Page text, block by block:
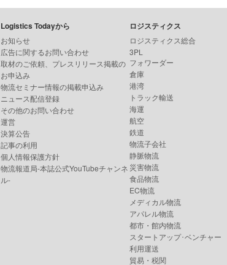
Logistics Todayから
お知らせ
広告に関するお問い合わせ
取材のご依頼、プレスリリース掲載の
お申込み
物流セミナー情報の掲載申込み
ニュース配信登録
その他のお問い合わせ
運営
決算公告
記事の利用
個人情報保護方針
物流報道局-本誌公式YouTubeチャンネ
ル-
ロジスティクス
ロジスティクス総合
3PL
フォワーダー
倉庫
港湾
トラック輸送
海運
航空
鉄道
物流子会社
静脈物流
災害物流
食品物流
EC物流
メディカル物流
アパレル物流
都市・館内物流
スタートアップ･ベンチャー
利用運送
貿易・税関